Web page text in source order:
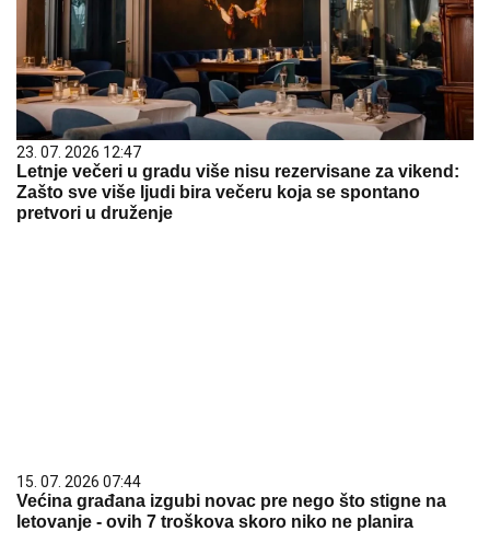
23. 07. 2026 12:47
Letnje večeri u gradu više nisu rezervisane za vikend:
Zašto sve više ljudi bira večeru koja se spontano
pretvori u druženje
15. 07. 2026 07:44
Većina građana izgubi novac pre nego što stigne na
letovanje - ovih 7 troškova skoro niko ne planira